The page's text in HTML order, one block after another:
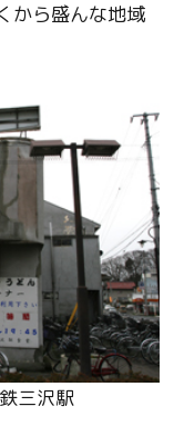
から盛んな地域
三沢駅